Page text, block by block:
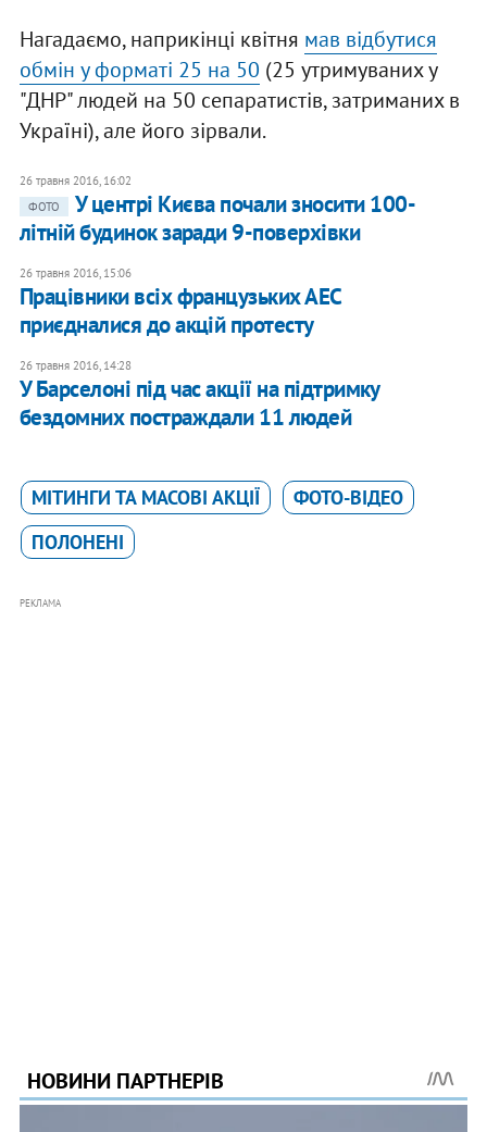
Нагадаємо, наприкінці квітня мав відбутися
обмін у форматі 25 на 50 (25 утримуваних у
"ДНР" людей на 50 сепаратистів, затриманих в
Україні), але його зірвали.
26 травня 2016, 16:02
ФОТО
У центрі Києва почали зносити 100-
літній будинок заради 9-поверхівки
26 травня 2016, 15:06
Працівники всіх французьких АЕС
приєдналися до акцій протесту
26 травня 2016, 14:28
У Барселоні під час акції на підтримку
бездомних постраждали 11 людей
МІТИНГИ ТА МАСОВІ АКЦІЇ
ФОТО-ВІДЕО
ПОЛОНЕНІ
РЕКЛАМА